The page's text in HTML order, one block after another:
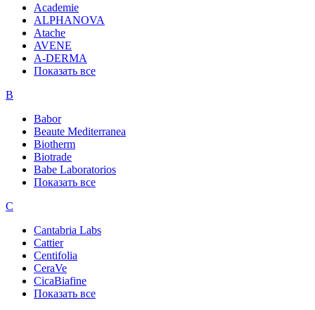
Academie
ALPHANOVA
Atache
AVENE
A-DERMA
Показать все
B
Babor
Beaute Mediterranea
Biotherm
Biotrade
Babe Laboratorios
Показать все
C
Cantabria Labs
Cattier
Centifolia
CeraVe
CicaBiafine
Показать все